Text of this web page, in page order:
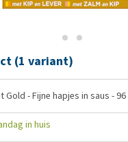
(1 variant)
Gold - Fijne hapjes in saus - 96
in huis